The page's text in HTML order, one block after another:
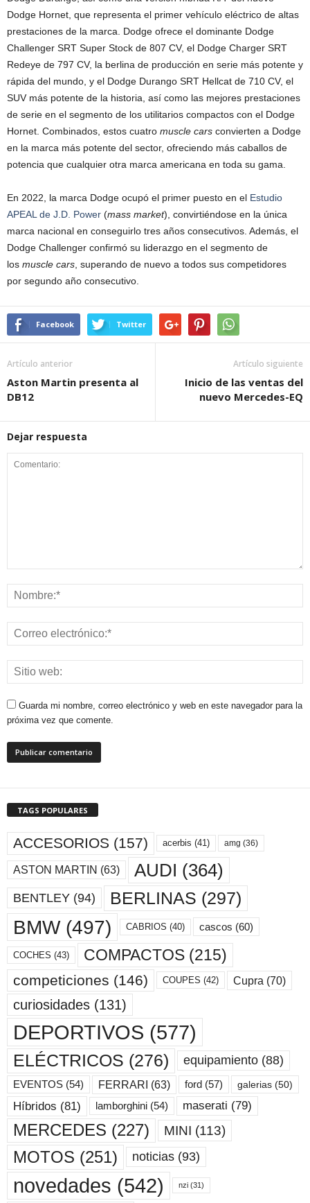
Dodge Hornet, que representa el primer vehículo eléctrico de altas
prestaciones de la marca. Dodge ofrece el dominante Dodge
Challenger SRT Super Stock de 807 CV, el Dodge Charger SRT
Redeye de 797 CV, la berlina de producción en serie más potente y
rápida del mundo, y el Dodge Durango SRT Hellcat de 710 CV, el
SUV más potente de la historia, así como las mejores prestaciones
de serie en el segmento de los utilitarios compactos con el Dodge
Hornet. Combinados, estos cuatro muscle cars convierten a Dodge
en la marca más potente del sector, ofreciendo más caballos de
potencia que cualquier otra marca americana en toda su gama.
En 2022, la marca Dodge ocupó el primer puesto en el Estudio
APEAL de J.D. Power (mass market), convirtiéndose en la única
marca nacional en conseguirlo tres años consecutivos. Además, el
Dodge Challenger confirmó su liderazgo en el segmento de
los muscle cars , superando de nuevo a todos sus competidores
por segundo año consecutivo.
Facebook Twitter
Artículo anterior
Aston Martin presenta al
DB12
Artículo siguiente
Inicio de las ventas del
nuevo Mercedes-EQ
Dejar respuesta
Guarda mi nombre, correo electrónico y web en este navegador para la
próxima vez que comente.
TAGS POPULARES
ACCESORIOS (157) acerbis (41) amg (36)
ASTON MARTIN (63) AUDI (364)
BENTLEY (94) BERLINAS (297)
BMW(497) CABRIOS (40) cascos (60)
COCHES (43) COMPACTOS (215)
competiciones (146) COUPES (42) Cupra (70)
curiosidades (131)
DEPORTIVOS (577)
ELÉCTRICOS (276) equipamiento (88)
EVENTOS (54) FERRARI (63) ford (57) galerias (50)
Híbridos (81) lamborghini (54) maserati (79)
MERCEDES (227) MINI (113)
MOTOS (251) noticias (93)
novedades (542) nzi (31)